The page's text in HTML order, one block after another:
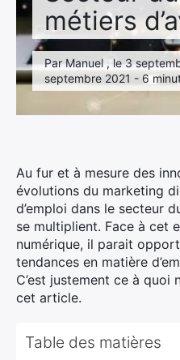
métiers
Par Manuel , le 3
septembre 2021 - 6
Au fur et à mesure des
évolutions du marketing
d’emploi dans le secteur
se multiplient. Face à cet
numérique, il parait
tendances en matière
C’est justement ce à quoi
cet article.
Table des matières